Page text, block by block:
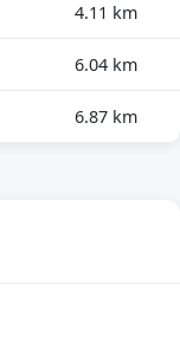
4.11 km
6.04 km
6.87 km